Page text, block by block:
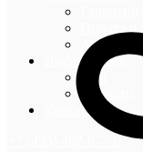
Акции и
Информация
Блог
Новости
Контакты